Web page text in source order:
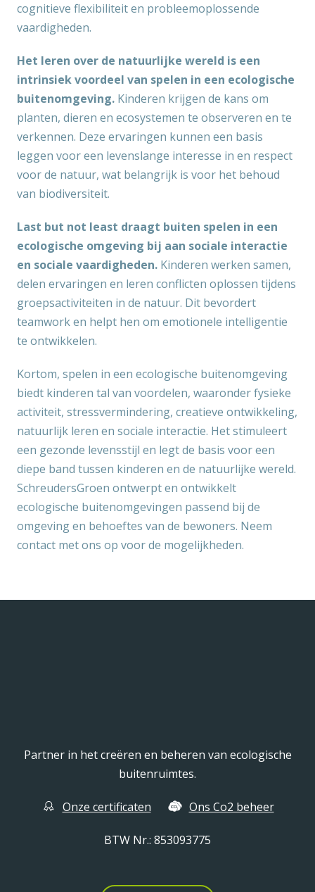
cognitieve flexibiliteit en probleemoplossende
vaardigheden.
Het leren over de natuurlijke wereld is een
intrinsiek voordeel van spelen in een ecologische
buitenomgeving. Kinderen krijgen de kans om
planten, dieren en ecosystemen te observeren en te
verkennen. Deze ervaringen kunnen een basis
leggen voor een levenslange interesse in en respect
voor de natuur, wat belangrijk is voor het behoud
van biodiversiteit.
Last but not least draagt buiten spelen in een
ecologische omgeving bij aan sociale interactie
en sociale vaardigheden. Kinderen werken samen,
delen ervaringen en leren conflicten oplossen tijdens
groepsactiviteiten in de natuur. Dit bevordert
teamwork en helpt hen om emotionele intelligentie
te ontwikkelen.
Kortom, spelen in een ecologische buitenomgeving
biedt kinderen tal van voordelen, waaronder fysieke
activiteit, stressvermindering, creatieve ontwikkeling,
natuurlijk leren en sociale interactie. Het stimuleert
een gezonde levensstijl en legt de basis voor een
diepe band tussen kinderen en de natuurlijke wereld.
SchreudersGroen ontwerpt en ontwikkelt
ecologische buitenomgevingen passend bij de
omgeving en behoeftes van de bewoners. Neem
contact met ons op voor de mogelijkheden.
Partner in het creëren en beheren van ecologische
buitenruimtes.
Onze certificaten Ons Co2 beheer
BTW Nr.: 853093775